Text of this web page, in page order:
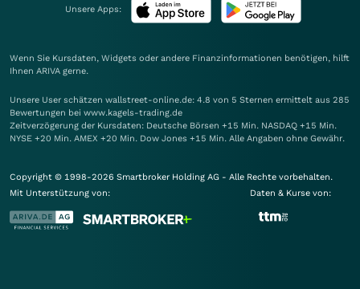
Unsere Apps:
Wenn Sie Kursdaten, Widgets oder andere Finanzinformationen benötigen, hilft
Ihnen ARIVA gerne.
Unsere User schätzen wallstreet-online.de: 4.8 von 5 Sternen ermittelt aus 285
Bewertungen bei www.kagels-trading.de
Zeitverzögerung der Kursdaten: Deutsche Börsen +15 Min. NASDAQ +15 Min.
NYSE +20 Min. AMEX +20 Min. Dow Jones +15 Min. Alle Angaben ohne Gewähr.
Copyright © 1998-2026 Smartbroker Holding AG - Alle Rechte vorbehalten.
Mit Unterstützung von:
Daten & Kurse von: